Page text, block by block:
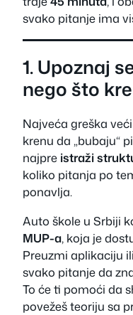
svako pitanje ima
1. Upoznaj
nego što
Najveća greška
krenu da „bubaju“
najpre istraži
koliko pitanja po
ponavlja.
Auto škole u Srbiji
MUP-a, koja je
Preuzmi aplikaciju
svako pitanje da
To će ti pomoći da
povežeš teoriju sa